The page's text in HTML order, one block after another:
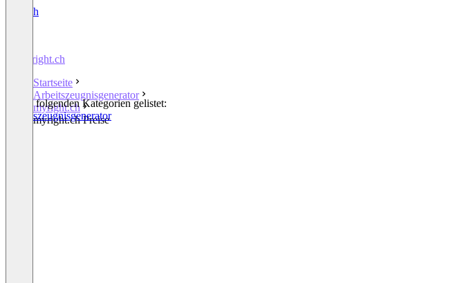
English
myright.ch
Startseite
Arbeitszeugnisgenerator
myright.ch
myright.ch Preise
In den folgenden Kategorien gelistet:
Arbeitszeugnisgenerator